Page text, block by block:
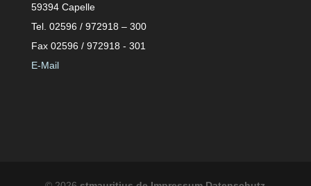
59394 Capelle
Tel. 02596 / 972918 – 300
Fax 02596 / 972918 - 301
E-Mail